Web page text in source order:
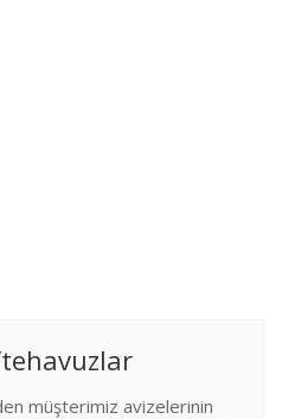
müşterimiz avizelerinin